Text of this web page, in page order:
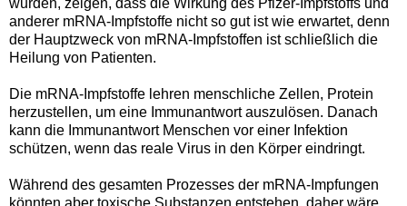
anderer mRNA-Impfstoffe nicht so gut ist wie erwartet, denn
der Hauptzweck von mRNA-Impfstoffen ist schließlich die
Heilung von Patienten.
Die mRNA-Impfstoffe lehren menschliche Zellen, Protein
herzustellen, um eine Immunantwort auszulösen. Danach
kann die Immunantwort Menschen vor einer Infektion
schützen, wenn das reale Virus in den Körper eindringt.
Während des gesamten Prozesses der mRNA-Impfungen
könnten aber toxische Substanzen entstehen, daher wäre